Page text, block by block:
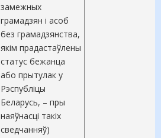
замежных
грамадзян і асоб
без грамадзянства,
якім прадастаўлены
статус бежанца
або прытулак у
Рэспубліцы
Беларусь, – пры
наяўнасці такіх
сведчанняў)